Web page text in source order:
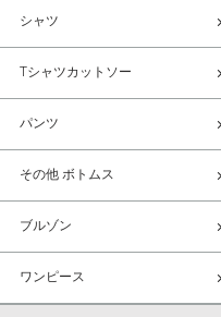
シャツ
Tシャツカットソー
パンツ
その他 ボトムス
ブルゾン
ワンピース